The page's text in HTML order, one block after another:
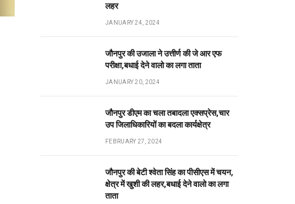
लहर
JANUARY 24, 2024
जौनपुर की उजाला ने उत्तीर्ण की जे आर एफ
परीक्षा,बधाई देने वालो का लगा ताता
JANUARY 20, 2024
जौनपुर डीएम का चला तबादला एक्सप्रेस,चार
उप जिलाधिकारियों का बदला कार्यक्षेत्र
FEBRUARY 27, 2024
जौनपुर की बेटी श्वेता सिंह का पीसीएस में चयन,
क्षेत्र में खुशी की लहर,बधाई देने वालो का लगा
ताता